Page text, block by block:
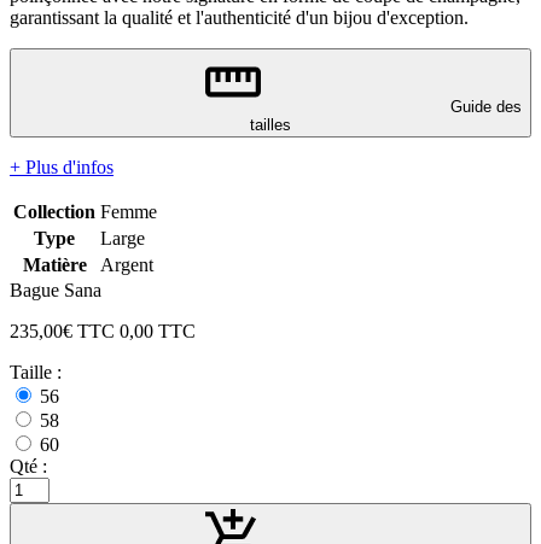
garantissant la qualité et l'authenticité d'un bijou d'exception.
Guide des
tailles
+ Plus d'infos
Collection Femme
Type
Large
Matière
Argent
Bague Sana
235,00€ TTC 0,00 TTC
Taille :
56
58
60
Qté :